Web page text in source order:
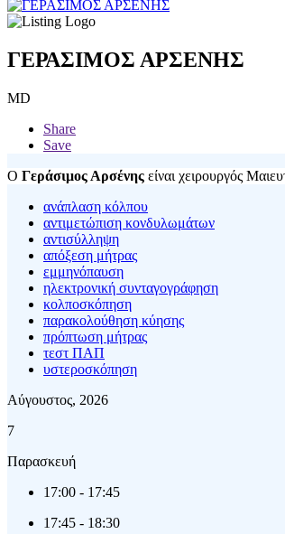
ΓΕΡΑΣΙΜΟΣ ΑΡΣΕΝΗΣ
MD
Share
Save
Ο Γεράσιμος Αρσένης είναι χειρουργός
ανάπλαση κόλπου
αντιμετώπιση κονδυλωμάτων
αντισύλληψη
απόξεση μήτρας
εμμηνόπαυση
ηλεκτρονική συνταγογράφηση
κολποσκόπηση
παρακολούθηση κύησης
πρόπτωση μήτρας
τεστ ΠΑΠ
υστεροσκόπηση
Αύγουστος, 2026
7
Παρασκευή
17:00 - 17:45
17:45 - 18:30